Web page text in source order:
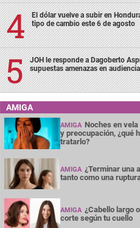
El dólar vuelve a subir en
tipo de cambio este 6 de agosto
JOH le responde a Dagoberto
supuestas amenazas en audiencia
AMIGA
AMIGA Noches en
y preocupación, ¿qué
tratarlo?
AMIGA ¿Terminar una
tanto como una
AMIGA ¿Cabello largo
corte según tu cuello